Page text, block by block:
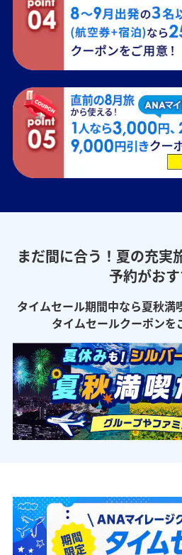
まだ間に合う！夏の充実
予約がお
タイムセール期間中なら夏秋満
タイムセールクーポンを